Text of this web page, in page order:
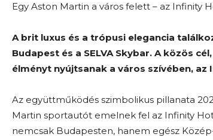
Egy Aston Martin a város felett – az Infinity
A brit luxus és a trópusi elegancia
Budapest és a SELVA Skybar. A közös
élményt nyújtsanak a város szívében,
Az együttműködés szimbolikus pillanata
Martin sportautót emelnek fel az Infinity
nemcsak Budapesten, hanem egész